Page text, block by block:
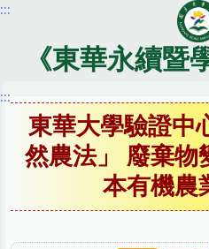
跳
內
:::
《東華永續暨
:::
東華大學驗證中
然農法」 廢棄物
本有機農